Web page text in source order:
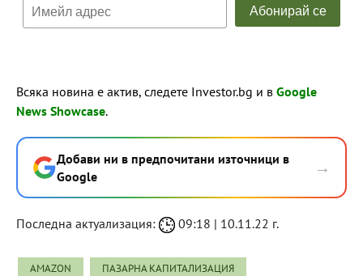
Всяка новина е актив, следете Investor.bg и в Google
News Showcase.
Добави ни в предпочитани източници в
Google
→
Последна актуализация: 09:18 | 10.11.22 г.
AMAZON ПАЗАРНА КАПИТАЛИЗАЦИЯ